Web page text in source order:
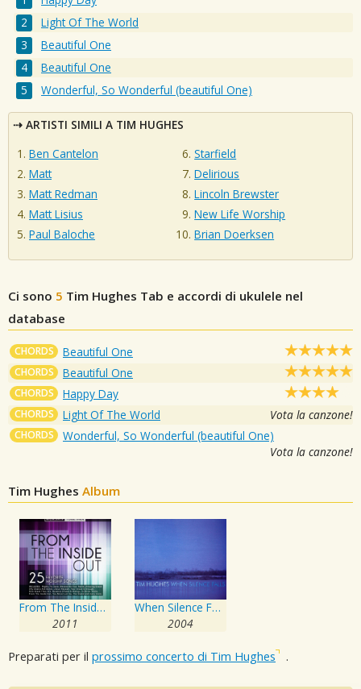
Light Of The World
Beautiful One
Beautiful One
Wonderful, So Wonderful (beautiful One)
ARTISTI SIMILI A TIM HUGHES
Ben Cantelon
Matt
Matt Redman
Matt Lisius
Paul Baloche
Starfield
Delirious
Lincoln Brewster
New Life Worship
Brian Doerksen
Ci sono 5 Tim Hughes Tab e accordi di ukulele nel
database
CHORDS Beautiful One
CHORDS Beautiful One
CHORDS Happy Day
CHORDS Light Of The World Vota la canzone!
CHORDS
Wonderful, So Wonderful (beautiful One)
Vota la canzone!
Tim Hughes Album
From The Inside Out
2011
When Silence Falls
2004
Preparati per il prossimo concerto di Tim Hughes .